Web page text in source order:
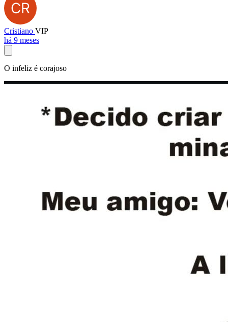
Cristiano VIP
há 9 meses
O infeliz é corajoso